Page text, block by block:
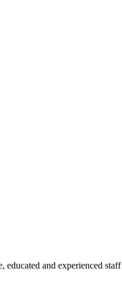
educated and experienced staff